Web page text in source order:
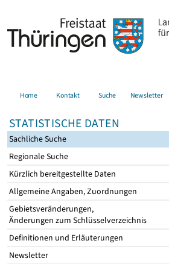
Home Kontakt Suche Newsletter
STATISTISCHE DATEN
Sachliche Suche
Regionale Suche
Kürzlich bereitgestellte Daten
Allgemeine Angaben, Zuordnungen
Gebietsveränderungen,
Änderungen zum Schlüsselverzeichnis
Definitionen und Erläuterungen
Newsletter